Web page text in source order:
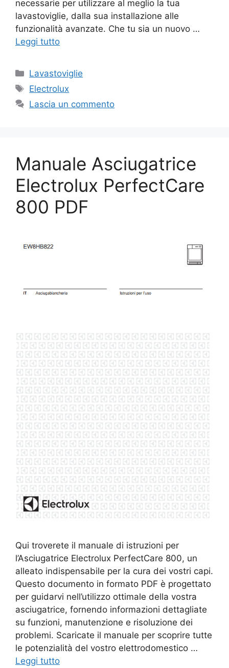
necessarie per utilizzare al meglio la tua
lavastoviglie, dalla sua installazione alle
funzionalità avanzate. Che tu sia un nuovo …
Leggi tutto
Categorie
Lavastoviglie
Tag
Electrolux
Lascia un commento
Manuale Asciugatrice
Electrolux PerfectCare
800 PDF
Qui troverete il manuale di istruzioni per
l’Asciugatrice Electrolux PerfectCare 800, un
alleato indispensabile per la cura dei vostri capi.
Questo documento in formato PDF è progettato
per guidarvi nell’utilizzo ottimale della vostra
asciugatrice, fornendo informazioni dettagliate
su funzioni, manutenzione e risoluzione dei
problemi. Scaricate il manuale per scoprire tutte
le potenzialità del vostro elettrodomestico …
Leggi tutto